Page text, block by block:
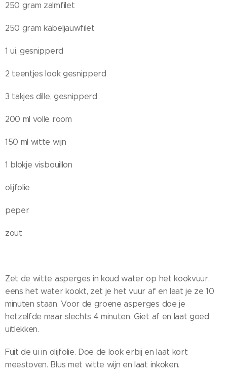
250 gram zalmfilet
250 gram kabeljauwfilet
1 ui, gesnipperd
2 teentjes look gesnipperd
3 takjes dille, gesnipperd
200 ml volle room
150 ml witte wijn
1 blokje visbouillon
olijfolie
peper
zout
Zet de witte asperges in koud water op het kookvuur,
eens het water kookt, zet je het vuur af en laat je ze 10
minuten staan. Voor de groene asperges doe je
hetzelfde maar slechts 4 minuten. Giet af en laat goed
uitlekken.
Fuit de ui in olijfolie. Doe de look erbij en laat kort
meestoven. Blus met witte wijn en laat inkoken.